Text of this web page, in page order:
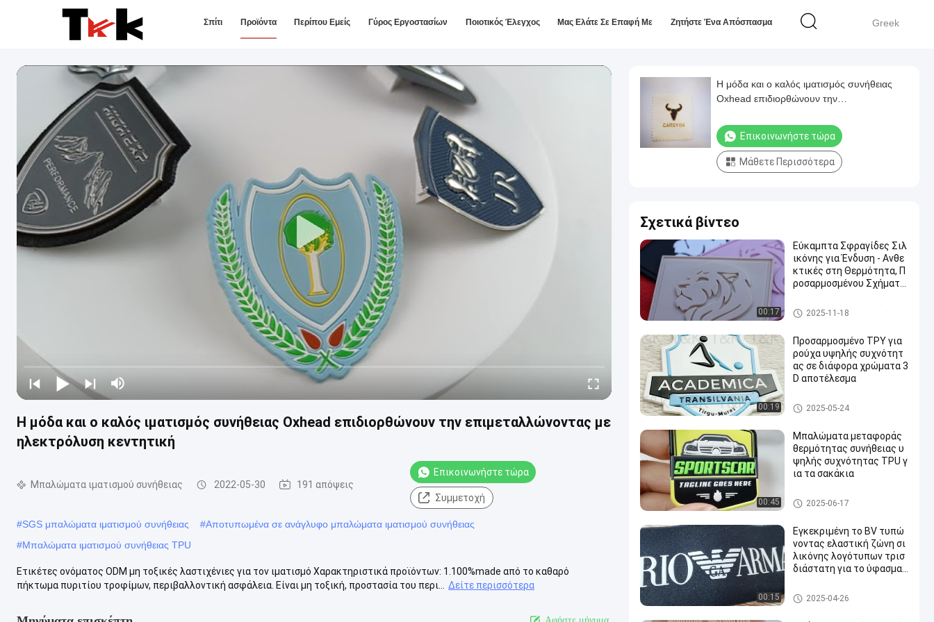
Greek
Σπίτι Προϊόντα Περίπου Εμείς Γύρος Εργοστασίων Ποιοτικός Έλεγχος Μας Ελάτε Σε Επαφή Με Ζητήστε Ένα Απόσπασμα
Η μόδα και ο καλός ιματισμός συνήθειας Oxhead επιδιορθώνουν την επιμεταλλώνοντας με
ηλεκτρόλυση κεντητική
Μπαλώματα ιματισμού συνήθειας 2022-05-30 191 απόψεις
Επικοινωνήστε τώρα
Συμμετοχή
#SGS μπαλώματα ιματισμού συνήθειας #Αποτυπωμένα σε ανάγλυφο μπαλώματα ιματισμού συνήθειας
#Μπαλώματα ιματισμού συνήθειας TPU
Ετικέτες ονόματος ODM μη τοξικές λαστιχένιες για τον ιματισμό Χαρακτηριστικά προϊόντων: 1.100%made από το καθαρό
πήκτωμα πυριτίου τροφίμων, περιβαλλοντική ασφάλεια. Είναι μη τοξική, προστασία του περι...
Δείτε περισσότερα
Αφήστε μήνυμα.
Η μόδα και ο καλός ιματισμός συνήθειας
Oxhead επιδιορθώνουν την
κεντητική
Επικοινωνήστε τώρα
Μάθετε Περισσότερα
Σχετικά βίντεο
00:17
Εύκαμπτα Σφραγίδες Σιλ
ικόνης για Ένδυση - Ανθε
κτικές στη Θερμότητα, Π
ροσαρμοσμένου Σχήματο
Μπαλώματα ιματισμού συνή
θειας
2025-11-18
00:19
Προσαρμοσμένο ΤΡΥ για
ρούχα υψηλής συχνότητ
ας σε διάφορα χρώματα 3
D αποτέλεσμα
Μπαλώματα ιματισμού συνή
θειας
2025-05-24
00:45
Μπαλώματα μεταφοράς
θερμότητας συνήθειας υ
ψηλής συχνότητας TPU γ
ια τα σακάκια
Μπαλώματα ιματισμού συνή
θειας
2025-06-17
00:15
Εγκεκριμένη το BV τυπώ
νοντας ελαστική ζώνη σι
λικόνης λογότυπων τρισ
διάστατη για το ύφασμα
Τυπωμένη ελαστική ζώνη
2025-04-26